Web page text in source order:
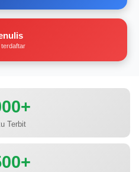
Terbit